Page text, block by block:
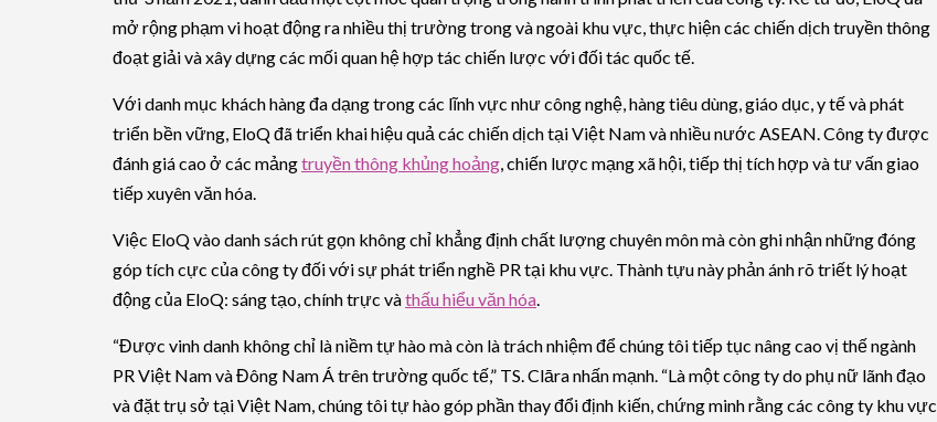
mở rộng phạm vi hoạt động ra nhiều thị trường trong và ngoài khu vực, thực hiện các chiến dịch truyền thông
đoạt giải và xây dựng các mối quan hệ hợp tác chiến lược với đối tác quốc tế.
Với danh mục khách hàng đa dạng trong các lĩnh vực như công nghệ, hàng tiêu dùng, giáo dục, y tế và phát
triển bền vững, EloQ đã triển khai hiệu quả các chiến dịch tại Việt Nam và nhiều nước ASEAN. Công ty được
đánh giá cao ở các mảngtruyền thông khủng hoảng, chiến lược mạng xã hội, tiếp thị tích hợp và tư vấn giao
tiếp xuyên văn hóa.
Việc EloQ vào danh sách rút gọn không chỉ khẳng định chất lượng chuyên môn mà còn ghi nhận những đóng
góp tích cực của công ty đối với sự phát triển nghề PR tại khu vực. Thành tựu này phản ánh rõ triết lý hoạt
động của EloQ: sáng tạo, chính trực vàthấu hiểu văn hóa.
“Được vinh danh không chỉ là niềm tự hào mà còn là trách nhiệm để chúng tôi tiếp tục nâng cao vị thế ngành
PR Việt Nam và Đông Nam Á trên trường quốc tế,” TS. Clāra nhấn mạnh. “Là một công ty do phụ nữ lãnh đạo
và đặt trụ sở tại Việt Nam, chúng tôi tự hào góp phần thay đổi định kiến, chứng minh rằng các công ty khu vực